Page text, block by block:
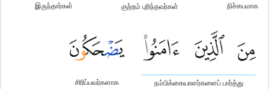
நிச்சயமாக
குற்றம் புரிந்தவர்கள்
இருந்தார்கள்
நம்பிக்கையாளர்களைப் பார்த்து
சிரிப்பவர்களாக